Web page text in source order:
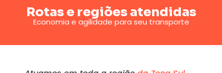
Rotas e regiões atendidas
Economia e agilidade para seu transporte